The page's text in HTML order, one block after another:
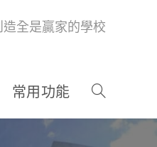
全是贏家的學校
常用功能